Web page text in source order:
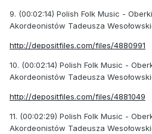
9. (00:02:14) Polish Folk Music -
Akordeonistów Tadeusza
http://depositfiles.com/files/4880991
10. (00:02:14) Polish Folk Music -
Akordeonistów Tadeusza
http://depositfiles.com/files/4881049
11. (00:02:29) Polish Folk Music -
Akordeonistów Tadeusza